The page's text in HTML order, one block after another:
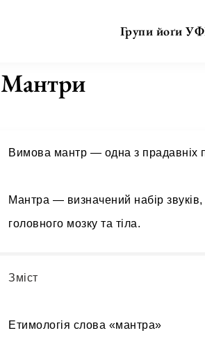
Групи йоґи
Мантри
Вимова мантр — одна з прадавніх
Мантра — визначений набір
головного мозку та тіла.
Зміст
Етимологія слова «мантра»